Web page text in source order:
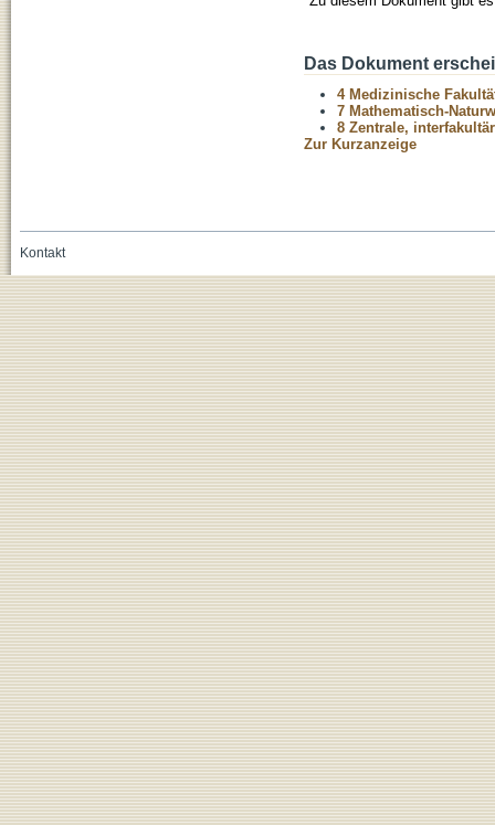
Das Dokument
4 Medizinische
7 Mathematisch-
8 Zentrale,
Zur Kurzanzeige
Kontakt